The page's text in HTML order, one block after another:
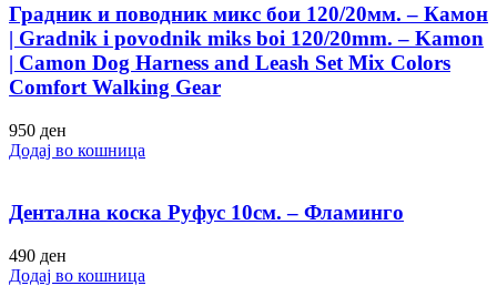
Градник и поводник микс бои 120/20мм. – Камон
| Gradnik i povodnik miks boi 120/20mm. – Kamon
| Camon Dog Harness and Leash Set Mix Colors
Comfort Walking Gear
950 ден
Додај во кошница
Дентална коска Руфус 10см. – Фламинго
490 ден
Додај во кошница